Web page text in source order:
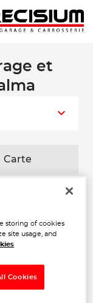
et
Carte
storing of cookies
site usage, and
Cookies